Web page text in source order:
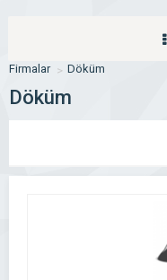
Firmalar Döküm
Döküm